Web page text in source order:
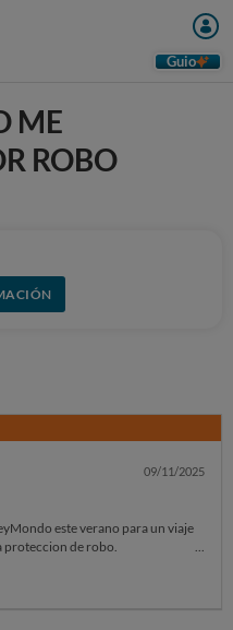
Guio
ME
ROBO
09/11/2025
este verano para un viaje
proteccion de robo.
un amigo y a mi nos atracaron y
una denuncia alli